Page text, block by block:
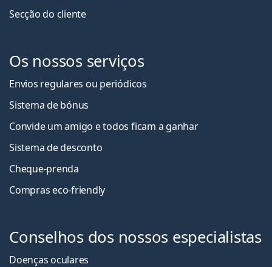
Secção do cliente
Os nossos serviços
Envios regulares ou periódicos
Sistema de bónus
Convide um amigo e todos ficam a ganhar
Sistema de desconto
Cheque-prenda
Compras eco-friendly
Conselhos dos nossos especialistas
Doenças oculares